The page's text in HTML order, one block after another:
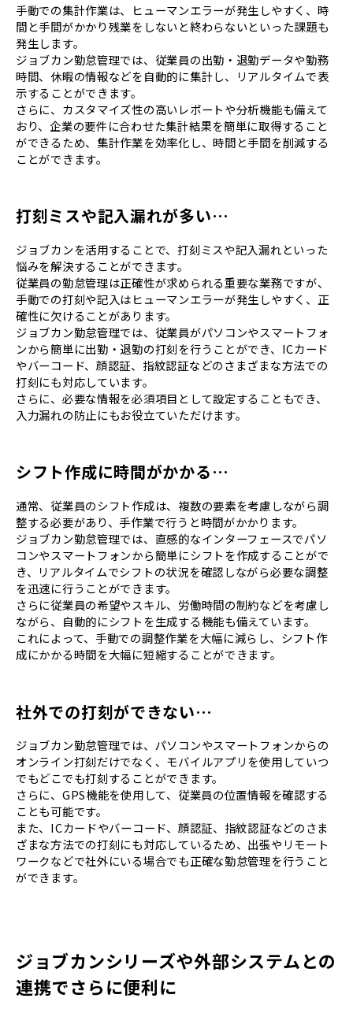
手動での集計作業は、ヒューマンエラーが発生しやすく、時
間と手間がかかり残業をしないと終わらないといった課題も
発生します。
ジョブカン勤怠管理では、従業員の出勤・退勤データや勤務
時間、休暇の情報などを自動的に集計し、リアルタイムで表
示することができます。
さらに、カスタマイズ性の高いレポートや分析機能も備えて
おり、企業の要件に合わせた集計結果を簡単に取得すること
ができるため、集計作業を効率化し、時間と手間を削減する
ことができます。
打刻ミスや記入漏れが多い…
ジョブカンを活用することで、打刻ミスや記入漏れといった
悩みを解決することができます。
従業員の勤怠管理は正確性が求められる重要な業務ですが、
手動での打刻や記入はヒューマンエラーが発生しやすく、正
確性に欠けることがあります。
ジョブカン勤怠管理では、従業員がパソコンやスマートフォ
ンから簡単に出勤・退勤の打刻を行うことができ、ICカード
やバーコード、顔認証、指紋認証などのさまざまな方法での
打刻にも対応しています。
さらに、必要な情報を必須項目として設定することもでき、
入力漏れの防止にもお役立ていただけます。
シフト作成に時間がかかる…
通常、従業員のシフト作成は、複数の要素を考慮しながら調
整する必要があり、手作業で行うと時間がかかります。
ジョブカン勤怠管理では、直感的なインターフェースでパソ
コンやスマートフォンから簡単にシフトを作成することがで
き、リアルタイムでシフトの状況を確認しながら必要な調整
を迅速に行うことができます。
さらに従業員の希望やスキル、労働時間の制約などを考慮し
ながら、自動的にシフトを生成する機能も備えています。
これによって、手動での調整作業を大幅に減らし、シフト作
成にかかる時間を大幅に短縮することができます。
社外での打刻ができない…
ジョブカン勤怠管理では、パソコンやスマートフォンからの
オンライン打刻だけでなく、モバイルアプリを使用していつ
でもどこでも打刻することができます。
さらに、GPS機能を使用して、従業員の位置情報を確認する
ことも可能です。
また、ICカードやバーコード、顔認証、指紋認証などのさま
ざまな方法での打刻にも対応しているため、出張やリモート
ワークなどで社外にいる場合でも正確な勤怠管理を行うこと
ができます。
ジョブカンシリーズや外部システムとの
連携でさらに便利に